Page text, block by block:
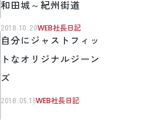
和田城～紀州街道
2018.10.20WEB社長日記
自分にジャストフィッ
トなオリジナルジーン
ズ
2018.05.15WEB社長日記